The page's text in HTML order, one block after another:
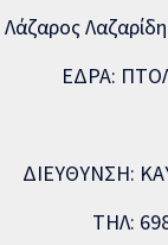
Λάζαρος
ΕΔΡΑ:
ΔΙΕΥΘΥΝΣΗ:
ΤΗΛ: